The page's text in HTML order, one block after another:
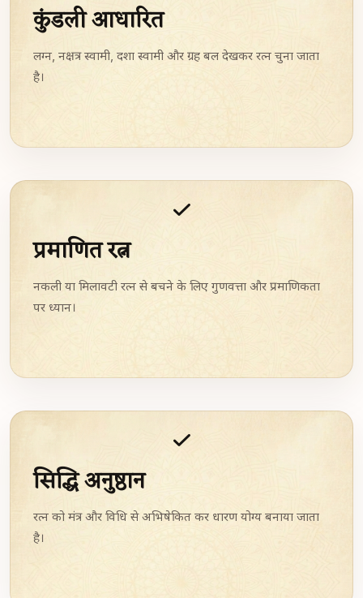
कुंडली आधारित
लग्न, नक्षत्र स्वामी, दशा स्वामी और ग्रह बल देखकर रत्न चुना जाता
है।
प्रमाणित रत्न
नकली या मिलावटी रत्न से बचने के लिए गुणवत्ता और प्रमाणिकता
पर ध्यान।
सिद्धि अनुष्ठान
रत्न को मंत्र और विधि से अभिषेकित कर धारण योग्य बनाया जाता
है।